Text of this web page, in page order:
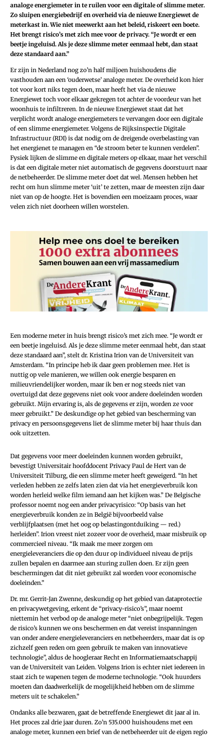
analoge energiemeter in te ruilen voor een digitale of slimme meter.
Zo sluipen energiebedrijf en overheid via de nieuwe Energiewet de
meterkast in. Wie niet meewerkt aan het beleid, riskeert een boete.
Het brengt risico’s met zich mee voor de privacy. “Je wordt er een
beetje ingeluisd. Als je deze slimme meter eenmaal hebt, dan staat
deze standaard aan.”
Er zijn in Nederland nog zo’n half miljoen huishoudens die
vasthouden aan een ‘ouderwetse’ analoge meter. De overheid kon hier
tot voor kort niks tegen doen, maar heeft het via de nieuwe
Energiewet toch voor elkaar gekregen tot achter de voordeur van het
woonhuis te infiltreren. In de nieuwe Energiewet staat dat het
verplicht wordt analoge energiemeters te vervangen door een digitale
of een slimme energiemeter. Volgens de Rijksinspectie Digitale
Infrastructuur (RDI) is dat nodig om de dreigende overbelasting van
het energienet te managen en “de stroom beter te kunnen verdelen”.
Fysiek lijken de slimme en digitale meters op elkaar, maar het verschil
is dat een digitale meter niet automatisch de gegevens doorstuurt naar
de netbeheerder. De slimme meter doet dat wel. Mensen hebben het
recht om hun slimme meter ‘uit’ te zetten, maar de meesten zijn daar
niet van op de hoogte. Het is bovendien een moeizaam proces, waar
velen zich niet doorheen willen worstelen.
Een moderne meter in huis brengt risico’s met zich mee. “Je wordt er
een beetje ingeluisd. Als je deze slimme meter eenmaal hebt, dan staat
deze standaard aan”, stelt dr. Kristina Irion van de Universiteit van
Amsterdam. “In principe heb ik daar geen problemen mee. Het is
nuttig op vele manieren, we willen ook energie besparen en
milieuvriendelijker worden, maar ik ben er nog steeds niet van
overtuigd dat deze gegevens niet ook voor andere doeleinden worden
gebruikt. Mijn ervaring is, als de gegevens er zijn, worden ze voor
meer gebruikt.” De deskundige op het gebied van bescherming van
privacy en persoonsgegevens liet de slimme meter bij haar thuis dan
ook uitzetten.
Dat gegevens voor meer doeleinden kunnen worden gebruikt,
bevestigt Universitair hoofddocent ­Privacy Paul de Hert van de
Universiteit Tilburg, die een slimme meter heeft geweigerd. “In het
verleden hebben ze zelfs laten zien dat via het energieverbruik kon
worden herleid welke film iemand aan het kijken was.” De Belgische
professor noemt nog een ander privacyrisico: “Op basis van het
energieverbruik konden ze in België bijvoorbeeld valse
verblijfplaatsen (met het oog op belastingontduiking — red.)
herleiden”. Irion vreest niet zozeer voor de overheid, maar misbruik op
commercieel niveau. “Ik maak me meer zorgen om
energieleveranciers die op den duur op individueel niveau de prijs
zullen bepalen en daarmee aan sturing zullen doen. Er zijn geen
beschermingen dat dit niet gebruikt zal worden voor economische
doeleinden.”
Dr. mr. Gerrit-Jan Zwenne, deskundig op het gebied van dataprotectie
en privacywetgeving, erkent de “privacy-risico’s”, maar noemt
niettemin het verbod op de analoge meter “niet onbegrijpelijk. Tegen
de risico’s kunnen we ons beschermen en dat vereist inspanningen
van onder andere energieleveranciers en netbeheerders, maar dat is op
zichzelf geen reden om geen gebruik te maken van innovatieve
technologie”, aldus de hoogleraar Recht en Informatiemaatschappij
van de Universiteit van Leiden. Volgens Irion is echter niet iedereen in
staat zich te wapenen tegen de moderne technologie. “Ook huurders
moeten dan daadwerkelijk de mogelijkheid hebben om de slimme
meters uit te schakelen.”
Ondanks alle bezwaren, gaat de betreffende Energiewet dit jaar al in.
Het proces zal drie jaar duren. Zo’n 535.000 huishoudens met een
analoge meter, kunnen een brief van de netbeheerder uit de eigen regio